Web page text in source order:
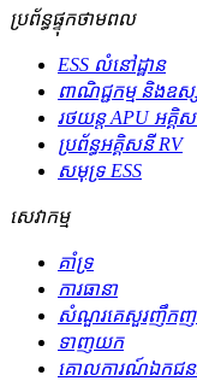
ប្រព័ន្ធផ្ទុកថាមពល
ESS លំនៅដ្ឋាន
ពាណិជ្ជកម្ម និងឧស្
រថយន្ត APU អគ្
ប្រព័ន្ធអគ្គិសនី RV
សមុទ្រ ESS
សេវាកម្ម
គាំទ្រ
ការធានា
សំណួរគេសួរញឹកញ
ទាញយក
គោលការណ៍ឯកជន